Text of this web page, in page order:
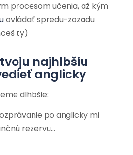
procesom učenia, až kým
ovládať spredu-zozadu
ty)
najhlbšiu
anglicky
dlhbšie:
po anglicky mi
rezervu…